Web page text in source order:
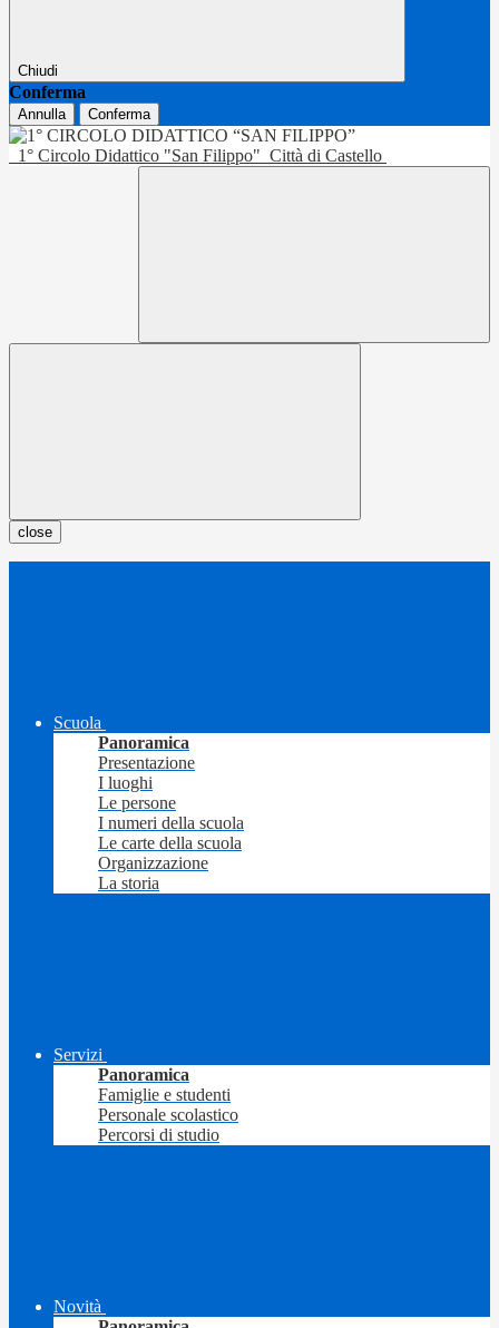
Chiudi
Conferma
Annulla Conferma
1° Circolo Didattico "San Filippo" Città di Castello
close
Scuola
Panoramica
Presentazione
I luoghi
Le persone
I numeri della scuola
Le carte della scuola
Organizzazione
La storia
Servizi
Panoramica
Famiglie e studenti
Personale scolastico
Percorsi di studio
Novità